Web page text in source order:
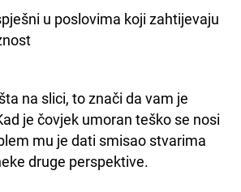
u poslovima koji zahtijevaju
na slici, to znači da vam je
je čovjek umoran teško se nosi
mu je dati smisao stvarima
druge perspektive.